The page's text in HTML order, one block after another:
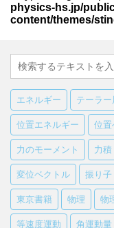
physics-hs.jp/
content/themes/
エネルギー テーラー
位置エネルギー 位置
力のモーメント 力積
変位ベクトル 振り子
東京書籍 物理 物
等速度運動 角運動量